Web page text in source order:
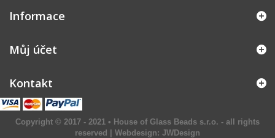
Informace
Můj účet
Kontakt
Copyright © 2017 - 2021 • House of Glass Beads s.r.o. - all rights
reserved | Webdesign: JWDesign